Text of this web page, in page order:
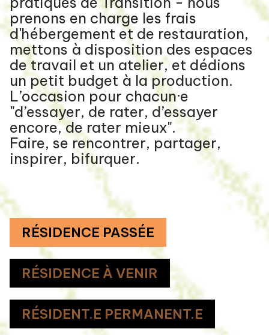
prenons en charge les frais
d'hébergement et de restauration,
mettons à disposition des espaces
de travail et un atelier, et dédions
un petit budget à la production.
L’occasion pour chacun·e
"d’essayer, de rater, d’essayer
encore, de rater mieux".
Faire, se rencontrer, partager,
inspirer, bifurquer.
RÉSIDENCE PASSÉE
RÉSIDENCE À VENIR
RÉSIDENT.E PERMANENT.E